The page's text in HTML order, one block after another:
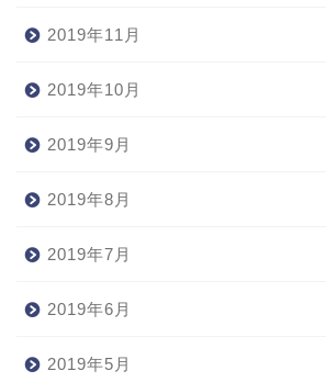
2019年11月
2019年10月
2019年9月
2019年8月
2019年7月
2019年6月
2019年5月